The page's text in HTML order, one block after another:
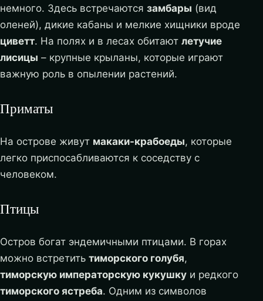
немного. Здесь встречаются замбары (вид
оленей), дикие кабаны и мелкие хищники вроде
циветт. На полях и в лесах обитают летучие
лисицы – крупные крыланы, которые играют
важную роль в опылении растений.
Приматы
На острове живут макаки-крабоеды, которые
легко приспосабливаются к соседству с
человеком.
Птицы
Остров богат эндемичными птицами. В горах
можно встретить тиморского голубя,
тиморскую императорскую кукушку и редкого
тиморского ястреба. Одним из символов